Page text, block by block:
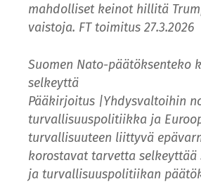
mahdolliset keinot hillitä
vaistoja. FT toimitus 27.3.2026
Suomen Nato-­päätöksenteko
selkeyttä
Pääkirjoitus |Yhdysvaltoihin
turvallisuuspolitiikka ja
turvallisuuteen liittyvä
korostavat tarvetta selkeyttää
ja turvallisuuspolitiikan